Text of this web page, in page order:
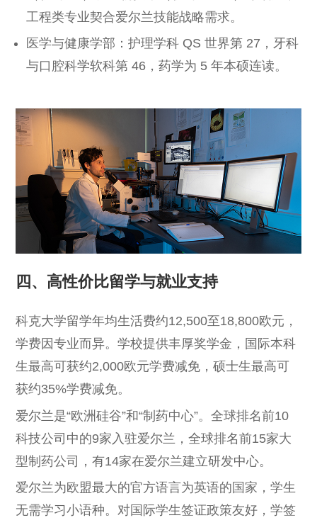
工程类专业契合爱尔兰技能战略需求。
医学与健康学部：护理学科 QS 世界第 27，牙科
与口腔科学软科第 46，药学为 5 年本硕连读。
四、高性价比留学与就业支持
科克大学留学年均生活费约12,500至18,800欧元，
学费因专业而异。学校提供丰厚奖学金，国际本科
生最高可获约2,000欧元学费减免，硕士生最高可
获约35%学费减免。
爱尔兰是“欧洲硅谷”和“制药中心”。全球排名前10
科技公司中的9家入驻爱尔兰，全球排名前15家大
型制药公司，有14家在爱尔兰建立研发中心。
爱尔兰为欧盟最大的官方语言为英语的国家，学生
无需学习小语种。对国际学生签证政策友好，学签